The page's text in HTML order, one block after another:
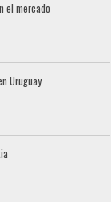
el mercado
Uruguay